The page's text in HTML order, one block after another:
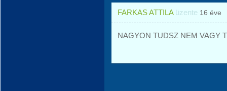
FARKAS ATTILAüzente 16 éve
NAGYON TUDSZ NEM VAGY